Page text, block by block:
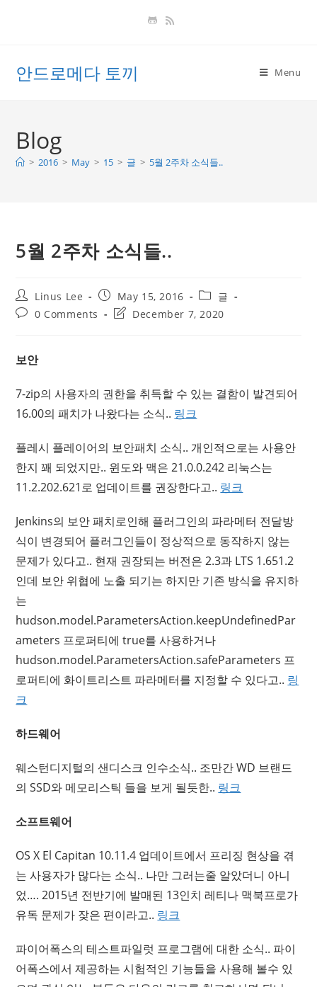
안드로메다 토끼 Menu
Blog
> 2016 > May > 15 > 글 > 5월 2주차 소식들..
5월 2주차 소식들..
Post
author:
Linus Lee
Post
published:
May 15, 2016
Post
category:
글
Post0 Comments
PostDecember 7, 2020
보안
7-zip의 사용자의 권한을 취득할 수 있는 결함이 발견되어
16.00의 패치가 나왔다는 소식.. 링크
플레시 플레이어의 보안패치 소식.. 개인적으로는 사용안
한지 꽤 되었지만.. 윈도와 맥은 21.0.0.242 리눅스는
11.2.202.621로 업데이트를 권장한다고.. 링크
Jenkins의 보안 패치로인해 플러그인의 파라메터 전달방
식이 변경되어 플러그인들이 정상적으로 동작하지 않는
문제가 있다고.. 현재 권장되는 버전은 2.3과 LTS 1.651.2
인데 보안 위협에 노출 되기는 하지만 기존 방식을 유지하
는
hudson.model.ParametersAction.keepUndefinedPar
ameters 프로퍼티에 true를 사용하거나
hudson.model.ParametersAction.safeParameters 프
로퍼티에 화이트리스트 파라메터를 지정할 수 있다고.. 링
크
하드웨어
웨스턴디지털의 샌디스크 인수소식.. 조만간 WD 브랜드
의 SSD와 메모리스틱 들을 보게 될듯한.. 링크
소프트웨어
OS X El Capitan 10.11.4 업데이트에서 프리징 현상을 겪
는 사용자가 많다는 소식.. 나만 그러는줄 알았더니 아니
었…. 2015년 전반기에 발매된 13인치 레티나 맥북프로가
유독 문제가 잦은 편이라고.. 링크
파이어폭스의 테스트파일럿 프로그램에 대한 소식.. 파이
어폭스에서 제공하는 시험적인 기능들을 사용해 볼수 있